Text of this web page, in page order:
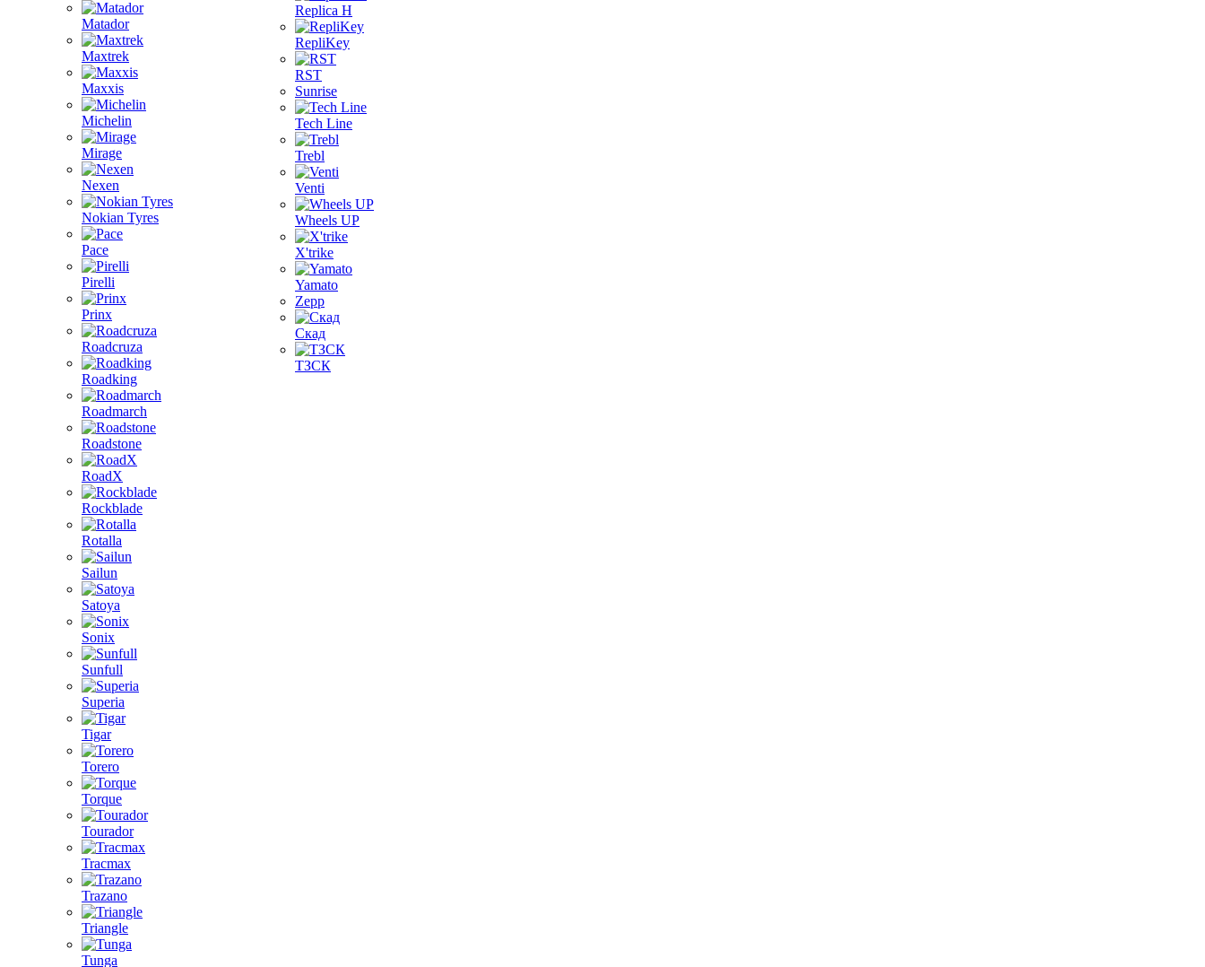
Matador
Maxtrek
Maxxis
Michelin
Mirage
Nexen
Nokian Tyres
Pace
Pirelli
Prinx
Roadcruza
Roadking
Roadmarch
Roadstone
RoadX
Rockblade
Rotalla
Sailun
Satoya
Sonix
Sunfull
Superia
Tigar
Torero
Torque
Tourador
Tracmax
Trazano
Triangle
Tunga
Replica H
RepliKey
RST
Sunrise
Tech Line
Trebl
Venti
Wheels UP
X'trike
Yamato
Zepp
Скад
ТЗСК